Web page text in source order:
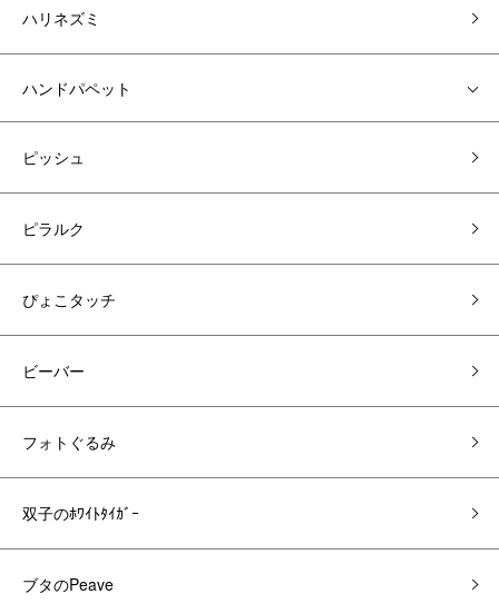
ハリネズミ
ハンドパペット
ピッシュ
ピラルク
ぴょこタッチ
ビーバー
フォトぐるみ
双子のﾎﾜｲﾄﾀｲｶﾞｰ
ブタのPeave